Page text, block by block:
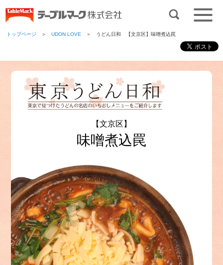
トップページ ＞UDON LOVE ＞ うどん日和 【文京区】味噌煮込罠
【文京区】
味噌煮込罠